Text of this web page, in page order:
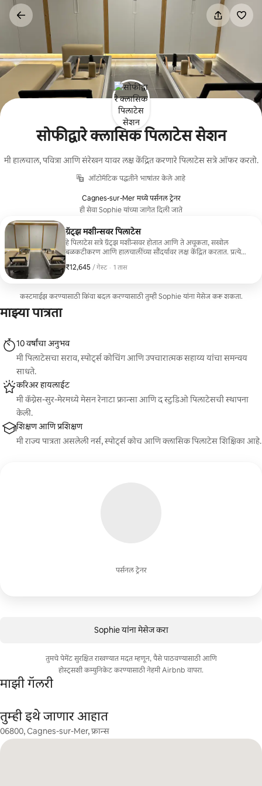
कंटेंटवर
सोफीद्वारे क्लासिक पिलाटेस सेशन
मी हालचाल, पवित्रा आणि संरेखन यावर लक्ष केंद्रित करणारे पिलाटेस सत्रे ऑफर करतो.
ऑटोमॅटिक पद्धतीने भाषांतर केले आहे
Cagnes-sur-Mer मध्ये पर्सनल ट्रेनर
ही सेवा Sophie यांच्या जागेत दिली जाते
ग्रॅट्झ मशीन्सवर पिलाटेस
हे पिलाटेस सत्रे ग्रॅट्झ मशीन्सवर होतात आणि ते अचूकता, सखोल
बळकटीकरण आणि हालचालींच्या सौंदर्यावर लक्ष केंद्रित करतात. प्रत्येक
हलकेपणाची भावना. हा दृष्टिकोन हालचालींचे कौशल्य, शरीराची
₹12,645 / गेस्ट
₹12,645 प्रति गेस्ट
, · 1 तास
कस्टमाईझ करण्यासाठी किंवा बदल करण्यासाठी तुम्ही Sophie यांना मेसेज करू शकता.
माझ्या पात्रता
पर्सनल ट्रेनर
10 वर्षांचा अनुभव
मी पिलाटेसचा सराव, स्पोर्ट्स कोचिंग आणि उपचारात्मक सहाय्य यांचा समन्वय
साधते.
करिअर हायलाईट
मी कॅग्नेस-सुर-मेरमध्ये मेसन रेनाटा फ्रान्सा आणि द स्टुडिओ पिलाटेसची स्थापना
केली.
शिक्षण आणि प्रशिक्षण
मी राज्य पात्रता असलेली नर्स, स्पोर्ट्स कोच आणि क्लासिक पिलाटेस शिक्षिका आहे.
Sophie यांना मेसेज करा
तुमचे पेमेंट सुरक्षित राखण्यात मदत म्हणून, पैसे पाठवण्यासाठी आणि
होस्ट्सशी कम्युनिकेट करण्यासाठी नेहमी Airbnb वापरा.
माझी गॅलरी
तुम्ही इथे जाणार आहात
06800, Cagnes-sur-Mer, फ्रान्स